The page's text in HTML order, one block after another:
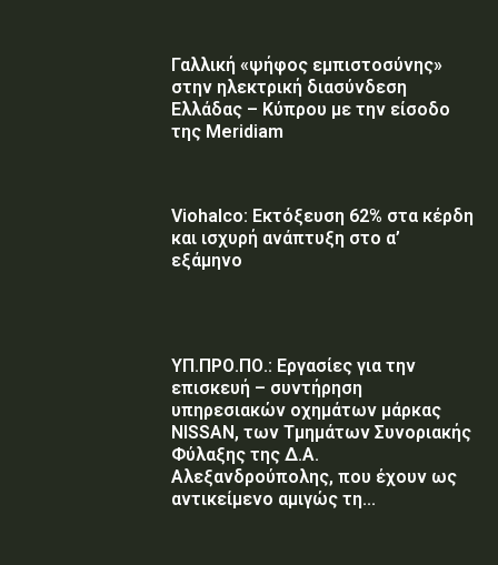
Γαλλική «ψήφος εμπιστοσύνης»
στην ηλεκτρική διασύνδεση
Ελλάδας – Κύπρου με την είσοδο
της Meridiam
Viohalco: Εκτόξευση 62% στα κέρδη
και ισχυρή ανάπτυξη στο α’
εξάμηνο
ΥΠ.ΠΡΟ.ΠΟ.: Εργασίες για την
επισκευή – συντήρηση
υπηρεσιακών οχημάτων μάρκας
NISSAN, των Τμημάτων Συνοριακής
Φύλαξης της Δ.Α.
Αλεξανδρούπολης, που έχουν ως
αντικείμενο αμιγώς τη...